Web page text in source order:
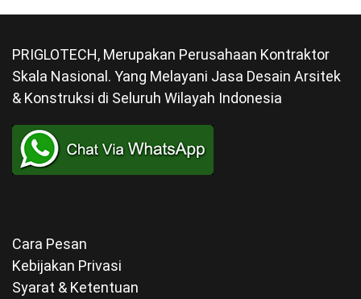
PRIGLOTECH, Merupakan Perusahaan Kontraktor
Skala Nasional. Yang Melayani Jasa Desain Arsitek
& Konstruksi di Seluruh Wilayah Indonesia
Cara Pesan
Kebijakan Privasi
Syarat & Ketentuan